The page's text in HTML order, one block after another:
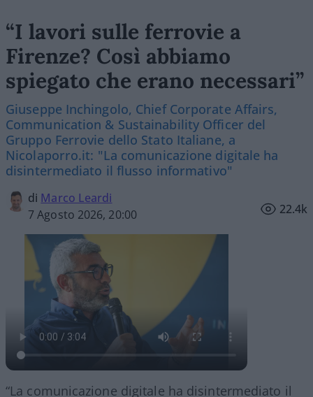
“I lavori sulle ferrovie a
Firenze? Così abbiamo
spiegato che erano necessari”
Giuseppe Inchingolo, Chief Corporate Affairs,
Communication & Sustainability Officer del
Gruppo Ferrovie dello Stato Italiane, a
Nicolaporro.it: "La comunicazione digitale ha
disintermediato il flusso informativo"
di Marco Leardi
7 Agosto 2026, 20:00
22.4k
“La comunicazione digitale ha disintermediato il